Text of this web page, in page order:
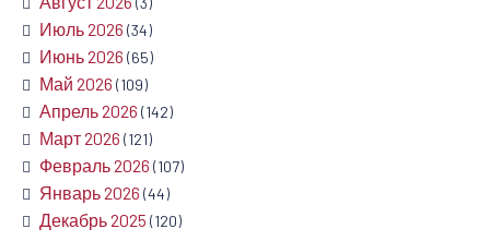
Июль 2026 (34)
Июнь 2026 (65)
Май 2026 (109)
Апрель 2026 (142)
Март 2026 (121)
Февраль 2026 (107)
Январь 2026 (44)
Декабрь 2025 (120)